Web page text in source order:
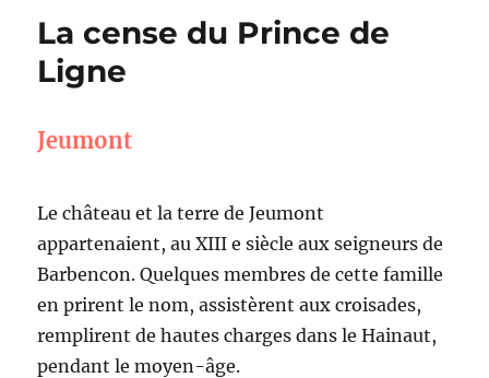
La cense du Prince de
Ligne
Jeumont
Le château et la terre de Jeumont
appartenaient, au XIII e siècle aux seigneurs de
Barbencon. Quelques membres de cette famille
en prirent le nom, assistèrent aux croisades,
remplirent de hautes charges dans le Hainaut,
pendant le moyen-âge.